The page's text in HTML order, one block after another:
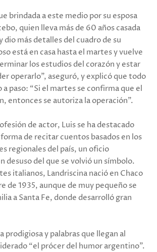
brindada a este medio por su esposa
quien lleva más de 60 años casada
dio más detalles del cuadro de su
está en casa hasta el martes y vuelve
los estudios del corazón y estar
operarlo”, aseguró, y explicó que todo
a paso: “Si el martes se confirma que el
entonces se autoriza la operación”.
de actor, Luis se ha destacado
de recitar cuentos basados en los
regionales del país, un oficio
desuso del que se volvió un símbolo.
italianos, Landriscina nació en Chaco
de 1935, aunque de muy pequeño se
a Santa Fe, donde desarrolló gran
prodigiosa y palabras que llegan al
“el prócer del humor argentino”.